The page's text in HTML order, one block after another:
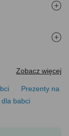
Zobacz więcej
Prezenty na
babci